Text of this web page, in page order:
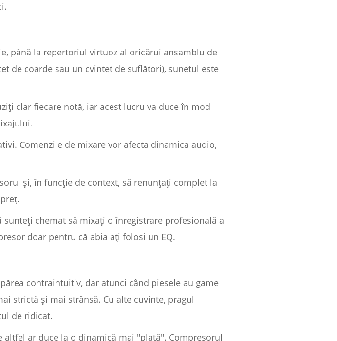
până la repertoriul virtuoz al oricărui ansamblu de
de coarde sau un cvintet de suflători), sunetul este
clar fiecare notă, iar acest lucru va duce în mod
Comenzile de mixare vor afecta dinamica audio,
și, în funcție de context, să renunțați complet la
chemat să mixați o înregistrare profesională a
doar pentru că abia ați folosi un EQ.
contraintuitiv, dar atunci când piesele au game
strictă și mai strânsă. Cu alte cuvinte, pragul
de ridicat.
altfel ar duce la o dinamică mai "plată". Compresorul